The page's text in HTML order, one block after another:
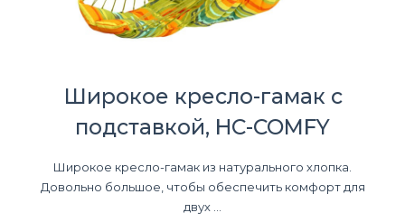
Широкое кресло-гамак с
подставкой, HC-COMFY
Широкое кресло-гамак из натурального хлопка.
Довольно большое, чтобы обеспечить комфорт для
двух ...